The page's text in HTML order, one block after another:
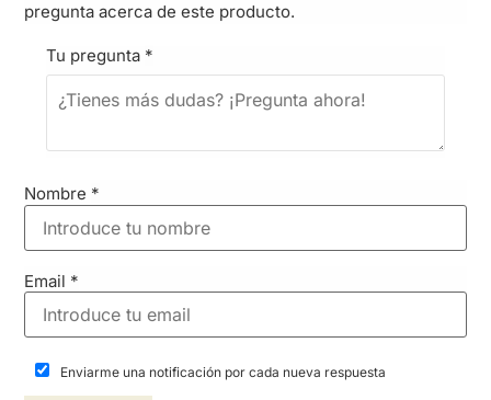
pregunta acerca de este producto.
Tu pregunta *
Nombre *
Email *
Enviarme una notificación por cada nueva respuesta